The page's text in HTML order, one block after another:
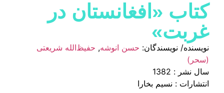
کتاب «افغانستان در
غربت»
نویسنده/ نویسندگان: حسن انوشه, حفیظ‌الله شریعتی
(سحر)
سال نشر : 1382
انتشارات : ن‍س‍ی‍م‌ ب‍خ‍ارا